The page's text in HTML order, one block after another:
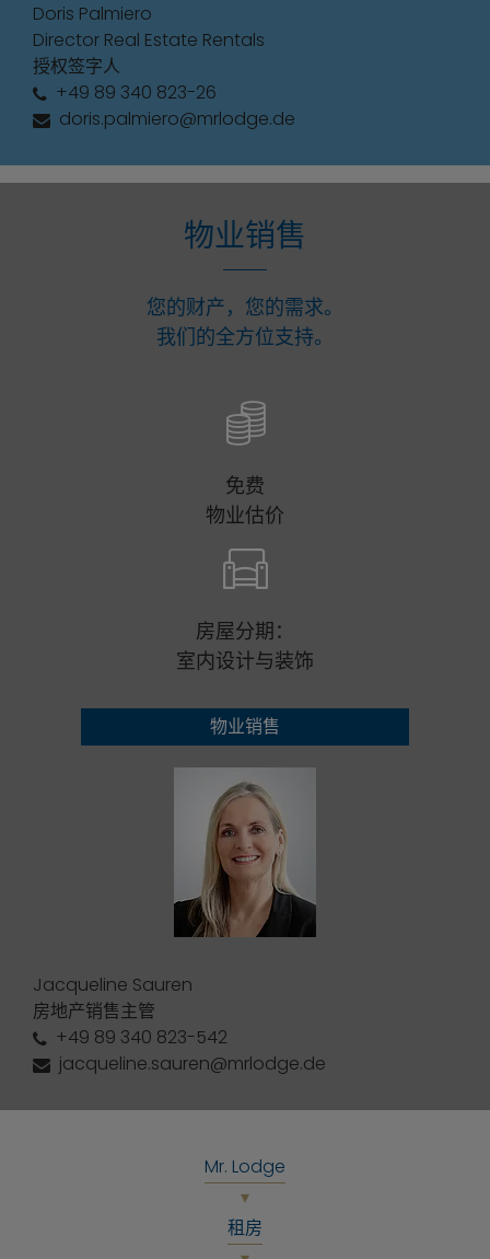
Doris Palmiero
Director Real Estate Rentals
授权签字人
+49 89 340 823-26
doris.palmiero@mrlodge.de
物业销售
您的财产，您的需求。
我们的全方位支持。
免费
物业估价
房屋分期：
室内设计与装饰
物业销售
Jacqueline Sauren
房地产销售主管
+49 89 340 823-542
jacqueline.sauren@mrlodge.de
Mr. Lodge
租房